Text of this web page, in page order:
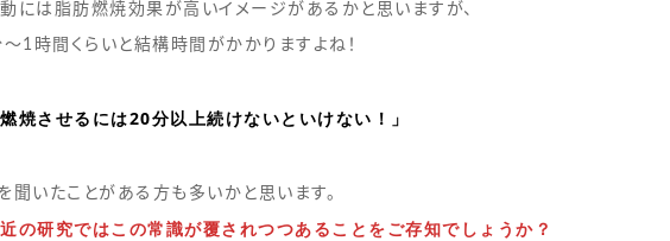
には脂肪燃焼効果が高いイメージがあるかと思いますが、
1時間くらいと結構時間がかかりますよね！
燃焼させるには20分以上続けないといけない！」
聞いたことがある方も多いかと思います。
の研究ではこの常識が覆されつつあることをご存知でしょうか？